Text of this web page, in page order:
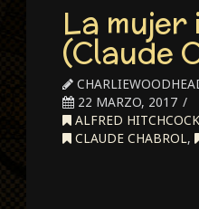
La
(Claude
22 MARZO, 2017
ALFRED HITCHCOCK
CLAUDE CHABROL,